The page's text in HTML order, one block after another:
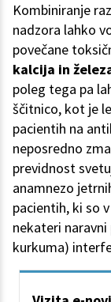
Kombiniranje
nadzora lahko
povečane
kalcija in
poleg tega pa
ščitnico, kot je
pacientih na
neposredno
previdnost
anamnezo
pacientih, ki so
nekateri
kurkuma)